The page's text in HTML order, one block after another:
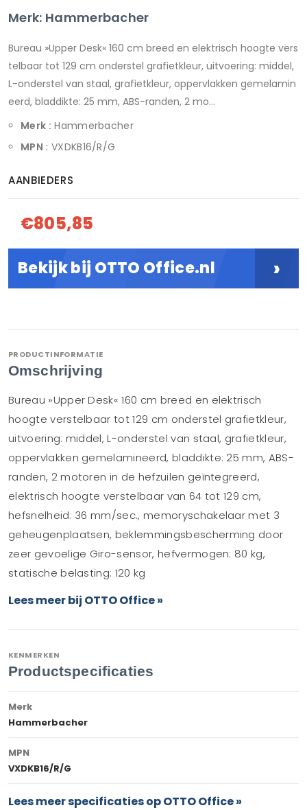
Merk: Hammerbacher
Bureau »Upper Desk« 160 cm breed en elektrisch hoogte vers
telbaar tot 129 cm onderstel grafietkleur, uitvoering: middel,
L-onderstel van staal, grafietkleur, oppervlakken gemelamin
eerd, bladdikte: 25 mm, ABS-randen, 2 mo...
Merk : Hammerbacher
MPN : VXDKB16/R/G
AANBIEDERS
€805,85
Bekijk bij OTTO Office.nl ›
PRODUCTINFORMATIE
Omschrijving
Bureau »Upper Desk« 160 cm breed en elektrisch
hoogte verstelbaar tot 129 cm onderstel grafietkleur,
uitvoering: middel, L-onderstel van staal, grafietkleur,
oppervlakken gemelamineerd, bladdikte: 25 mm, ABS-
randen, 2 motoren in de hefzuilen geïntegreerd,
elektrisch hoogte verstelbaar van 64 tot 129 cm,
hefsnelheid: 36 mm/sec., memoryschakelaar met 3
geheugenplaatsen, beklemmingsbescherming door
zeer gevoelige Giro-sensor, hefvermogen: 80 kg,
statische belasting: 120 kg
Lees meer bij OTTO Office »
KENMERKEN
Productspecificaties
Merk
Hammerbacher
MPN
VXDKB16/R/G
Lees meer specificaties op OTTO Office »